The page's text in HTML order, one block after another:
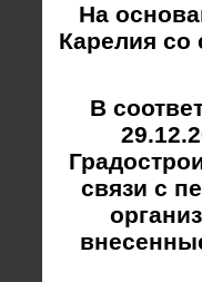
На
Карелия
В
связи с